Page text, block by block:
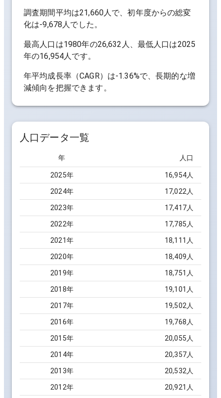
調査期間平均は21,660人で、初年度からの総変
化は-9,678人でした。
最高人口は1980年の26,632人 、最低人口は2025
年の16,954人です。
年平均成長率（CAGR）は-1.36%で、長期的な増
減傾向を把握できます。
人口データ一覧
年 人口
2025年 16,954人
2024年 17,022 人
2023年 17,417人
2022年 17,785 人
2021年 18,111 人
2020年 18,409 人
2019年 18,751 人
2018年 19,101 人
2017年 19,502 人
2016年 19,768 人
2015年 20,055 人
2014年 20,357人
2013年 20,532 人
2012年 20,921 人